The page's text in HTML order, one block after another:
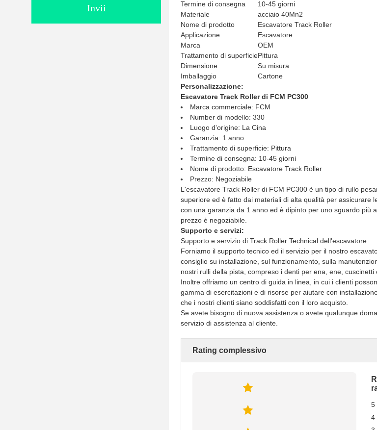
Invii
Termine di consegna
10-45 giorni
Materiale
acciaio 40Mn2
Nome di prodotto
Escavatore Track Roller
Applicazione
Escavatore
Marca
OEM
Trattamento di superficiePittura
Dimensione
Su misura
Imballaggio
Cartone
Personalizzazione:
Escavatore Track Roller di FCM PC300
Marca commerciale: FCM
Number di modello: 330
Luogo d'origine: La Cina
Garanzia: 1 anno
Trattamento di superficie: Pittura
Termine di consegna: 10-45 giorni
Nome di prodotto: Escavatore Track Roller
Prezzo: Negoziabile
L'escavatore Track Roller di FCM PC300 è un tipo di rullo
superiore ed è fatto dai materiali di alta qualità per assicurare
con una garanzia da 1 anno ed è dipinto per uno sguardo più
prezzo è negoziabile.
Supporto e servizi:
Supporto e servizio di Track Roller Technical dell'escavatore
Forniamo il supporto tecnico ed il servizio per il nostro
consiglio su installazione, sul funzionamento, sulla
nostri rulli della pista, compreso i denti per ena, ene, cuscinetti
Inoltre offriamo un centro di guida in linea, in cui i clienti
gamma di esercitazioni e di risorse per aiutare con
che i nostri clienti siano soddisfatti con il loro acquisto.
Se avete bisogno di nuova assistenza o avete qualunque
servizio di assistenza al cliente.
Rating complessivo
5
4